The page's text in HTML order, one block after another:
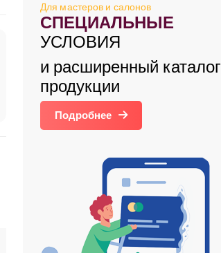
Отзывы
Для мастеров и салонов
СПЕЦИАЛЬНЫЕ
УСЛОВИЯ
и расширенный каталог
продукции
Подробнее